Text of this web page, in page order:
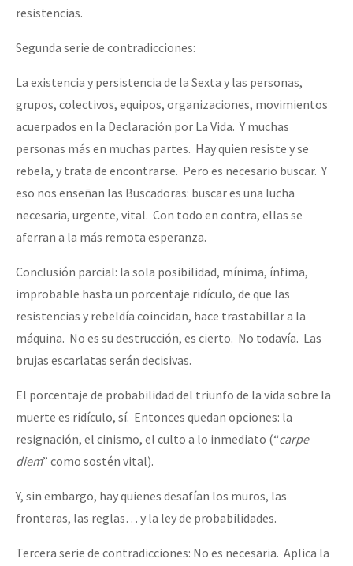
resistencias.
Segunda serie de contradicciones:
La existencia y persistencia de la Sexta y las personas,
grupos, colectivos, equipos, organizaciones, movimientos
acuerpados en la Declaración por La Vida. Y muchas
personas más en muchas partes. Hay quien resiste y se
rebela, y trata de encontrarse. Pero es necesario buscar. Y
eso nos enseñan las Buscadoras: buscar es una lucha
necesaria, urgente, vital. Con todo en contra, ellas se
aferran a la más remota esperanza.
Conclusión parcial: la sola posibilidad, mínima, ínfima,
improbable hasta un porcentaje ridículo, de que las
resistencias y rebeldía coincidan, hace trastabillar a la
máquina. No es su destrucción, es cierto. No todavía. Las
brujas escarlatas serán decisivas.
El porcentaje de probabilidad del triunfo de la vida sobre la
muerte es ridículo, sí. Entonces quedan opciones: la
resignación, el cinismo, el culto a lo inmediato (“carpe
diem” como sostén vital).
Y, sin embargo, hay quienes desafían los muros, las
fronteras, las reglas… y la ley de probabilidades.
Tercera serie de contradicciones: No es necesaria. Aplica la